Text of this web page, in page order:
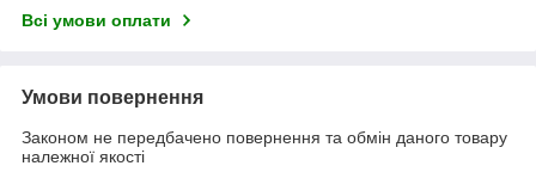
Всі умови оплати
Умови повернення
Законом не передбачено повернення та обмін даного товару
належної якості